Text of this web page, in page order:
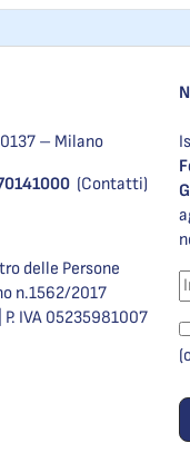
– Milano
(Contatti)
delle Persone
n.1562/2017
IVA 05235981007